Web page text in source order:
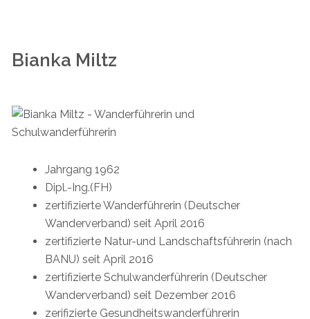
Bianka Miltz
Jahrgang 1962
Dipl.-Ing.(FH)
zertifizierte Wanderführerin (Deutscher
Wanderverband) seit April 2016
zertifizierte Natur-und Landschaftsführerin (nach
BANU) seit April 2016
zertifizierte Schulwanderführerin (Deutscher
Wanderverband) seit Dezember 2016
zerifizierte Gesundheitswanderführerin